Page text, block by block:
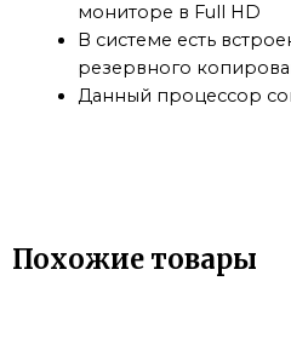
мониторе в Full HD
В системе есть
резервного
Данный процессор
Похожие товары